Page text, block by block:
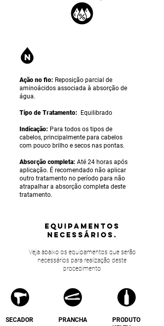
Ação no fio: Reposição parcial de
aminoácidos associada à absorção de
água.
Tipo de Tratamento: Equilibrado
Indicação: Para todos os tipos de
cabelos, principalmente para cabelos
com pouco brilho e secos nas pontas.
Absorção completa: Até 24 horas após
aplicação. É recomendado não aplicar
outro tratamento no período para não
atrapalhar a absorção completa deste
tratamento.
equipamentos
NECESSÁRIOS.
Veja abaixo os equipamentos que serão
necessários para realização deste
procedimento
SECADOR PRANCHA
PRODUTO